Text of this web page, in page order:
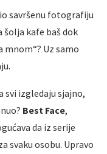
savršenu fotografiju
šolja kafe baš dok
mnom“? Uz samo
svi izgledaju sjajno,
Best Face,
da iz serije
svaku osobu. Upravo